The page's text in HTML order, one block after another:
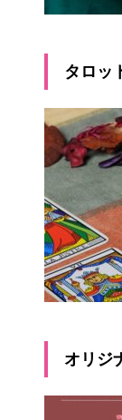
タロッ
オリジ